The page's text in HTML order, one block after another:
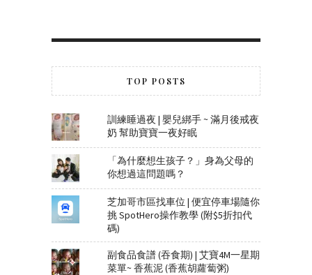
TOP POSTS
訓練睡過夜 | 嬰兒綁手 ~ 滿月後戒夜
奶 幫助寶寶一夜好眠
「為什麼想生孩子？」身為父母的
你想過這問題嗎？
芝加哥市區找車位 | 便宜停車場隨你
挑 SpotHero操作教學 (附$5折扣代
碼)
副食品食譜 (吞食期) | 艾寶4M一星期
菜單~ 香蕉泥 (香蕉胡蘿蔔粥)